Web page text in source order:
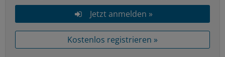
Jetzt anmelden »
Kostenlos registrieren »